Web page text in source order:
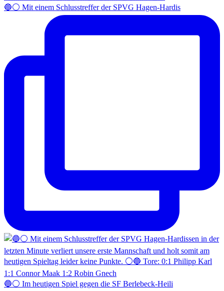
🔵⚪️ Mit einem Schlusstreffer der SPVG Hagen-Hardis
🔵⚪️ Im heutigen Spiel gegen die SF Berlebeck-Heili